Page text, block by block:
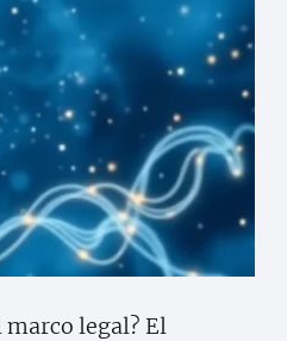
legal? El